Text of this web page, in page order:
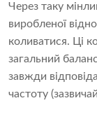
Через таку
виробленої
коливатися. Ці
загальний
завжди
частоту